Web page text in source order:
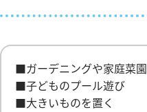
■ガーデニングや家庭菜園
■子どものプール遊び
■大きいものを置く